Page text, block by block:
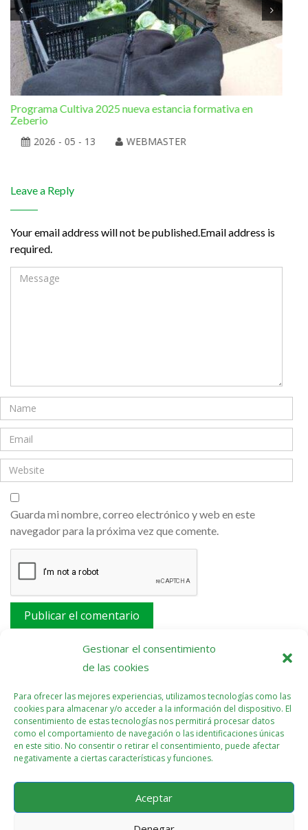
Gestionar el consentimiento
de las cookies
Para ofrecer las mejores experiencias, utilizamos tecnologías como las
cookies para almacenar y/o acceder a la información del dispositivo. El
consentimiento de estas tecnologías nos permitirá procesar datos
como el comportamiento de navegación o las identificaciones únicas
en este sitio. No consentir o retirar el consentimiento, puede afectar
negativamente a ciertas características y funciones.
Aceptar
Programa Cultiva 2025 nueva estancia formativa en
Zeberio
2026 - 05 - 13
WEBMASTER
Leave a Reply
Your email address will not be published.Email address is
required.
Guarda mi nombre, correo electrónico y web en este
navegador para la próxima vez que comente.
Este sitio usa Akismet para reducir el spam.Aprende
cómo se procesan los datos de tus comentarios.